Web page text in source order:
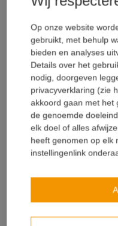
coatings en ...
K. Van Loock
22.06.2021
Betonbescherming
Gasdoorlatendheid van
In het derde deel van
gasdoorlatendheid van
we kijken naar een ...
Lees meer
Recente posts
Op onze website
gebruikt, met behulp
bieden en analyses
Details over het
nodig, doorgeven
privacyverklaring (zie
akkoord gaan met het
de genoemde
elk doel of alles
heeft genomen op elk
instellingenlink